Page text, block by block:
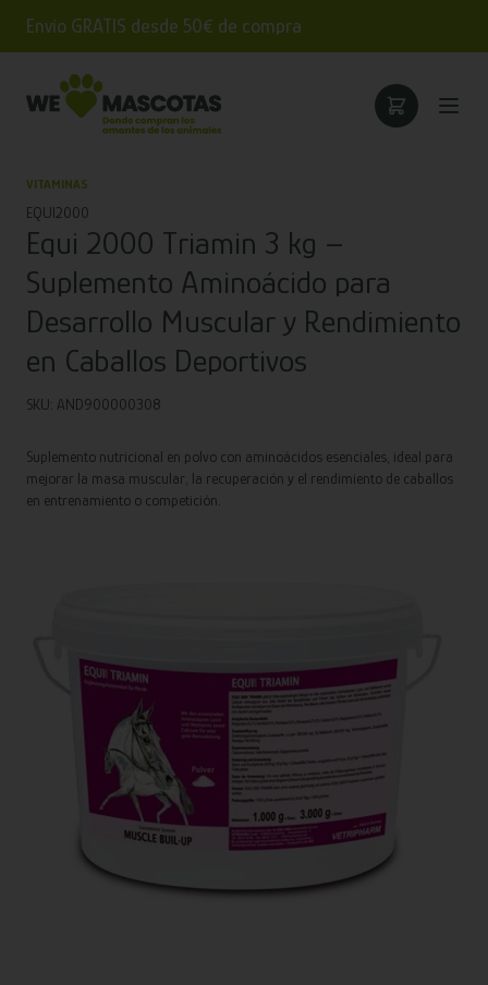
Envío GRATIS desde 50€ de compra
VITAMINAS
EQUI2000
Equi 2000 Triamin 3 kg –
Suplemento Aminoácido para
Desarrollo Muscular y Rendimiento
en Caballos Deportivos
SKU: AND900000308
Suplemento nutricional en polvo con aminoácidos esenciales, ideal para
mejorar la masa muscular, la recuperación y el rendimiento de caballos
en entrenamiento o competición.